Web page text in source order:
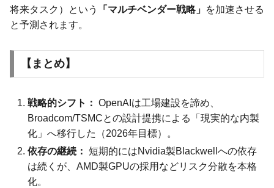
将来タスク）という
「マルチベンダー戦略」 を加速させる
と予測されます。
【まとめ】
戦略的シフト： OpenAIは工場建設を諦め、
Broadcom/TSMCとの設計提携による「現実的な内製
化」へ移行した（2026年目標）。
依存の継続： 短期的にはNvidia製Blackwellへの依存
は続くが、AMD製GPUの採用などリスク分散を本格
化。